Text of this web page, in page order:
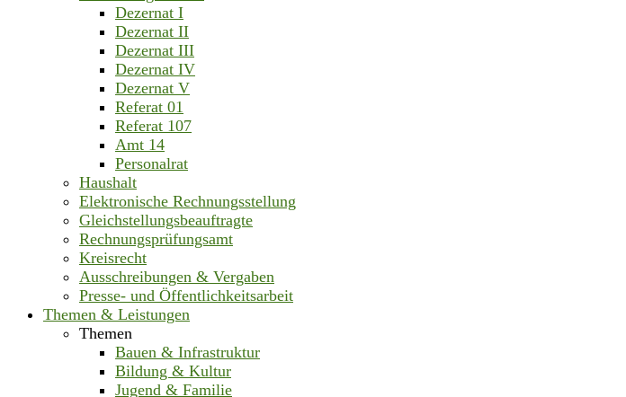
Dezernat I
Dezernat II
Dezernat III
Dezernat IV
Dezernat V
Referat 01
Referat 107
Amt 14
Personalrat
Haushalt
Elektronische Rechnungsstellung
Gleichstellungsbeauftragte
Rechnungsprüfungsamt
Kreisrecht
Ausschreibungen & Vergaben
Presse- und Öffentlichkeitsarbeit
Themen & Leistungen
Themen
Bauen & Infrastruktur
Bildung & Kultur
Jugend & Familie